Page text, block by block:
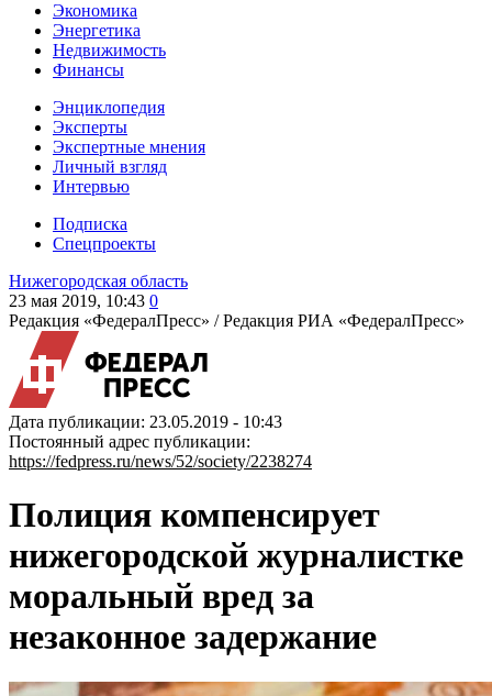
Экономика
Энергетика
Недвижимость
Финансы
Энциклопедия
Эксперты
Экспертные мнения
Личный взгляд
Интервью
Подписка
Спецпроекты
Нижегородская область
23 мая 2019, 10:43 0
Редакция «ФедералПресс» /Редакция РИА «ФедералПресс»
Дата публикации: 23.05.2019 - 10:43
Постоянный адрес публикации:
https://fedpress.ru/news/52/society/2238274
Полиция компенсирует
нижегородской журналистке
моральный вред за
незаконное задержание